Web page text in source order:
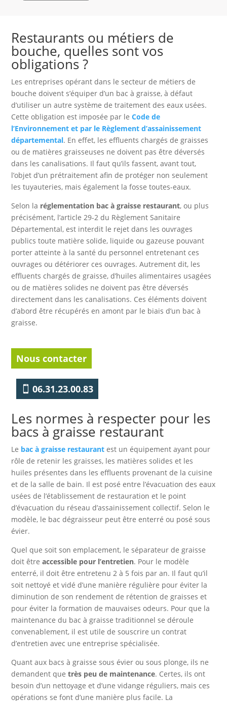
Restaurants ou métiers de
bouche, quelles sont vos
obligations ?
Les entreprises opérant dans le secteur de métiers de
bouche doivent s’équiper d’un bac à graisse, à défaut
d’utiliser un autre système de traitement des eaux usées.
Cette obligation est imposée par leCode de
l’Environnement et par le Règlement d’assainissement
départemental. En effet, les effluents chargés de graisses
ou de matières graisseuses ne doivent pas être déversés
dans les canalisations. Il faut qu’ils fassent, avant tout,
l’objet d’un prétraitement afin de protéger non seulement
les tuyauteries, mais également la fosse toutes-eaux.
Selon la réglementation bac à graisse restaurant, ou plus
précisément, l’article 29-2 du Règlement Sanitaire
Départemental, est interdit le rejet dans les ouvrages
publics toute matière solide, liquide ou gazeuse pouvant
porter atteinte à la santé du personnel entretenant ces
ouvrages ou détériorer ces ouvrages. Autrement dit, les
effluents chargés de graisse, d’huiles alimentaires usagées
ou de matières solides ne doivent pas être déversés
directement dans les canalisations. Ces éléments doivent
d’abord être récupérés en amont par le biais d’un bac à
graisse.
Nous contacter
06.31.23.00.83
Les normes à respecter pour les
bacs à graisse restaurant
Le bac à graisse restaurant est un équipement ayant pour
rôle de retenir les graisses, les matières solides et les
huiles présentes dans les effluents provenant de la cuisine
et de la salle de bain. Il est posé entre l’évacuation des eaux
usées de l’établissement de restauration et le point
d’évacuation du réseau d’assainissement collectif. Selon le
modèle, le bac dégraisseur peut être enterré ou posé sous
évier.
Quel que soit son emplacement, le séparateur de graisse
doit êtreaccessible pour l’entretien. Pour le modèle
enterré, il doit être entretenu 2 à 5 fois par an. Il faut qu’il
soit nettoyé et vidé d’une manière régulière pour éviter la
diminution de son rendement de rétention de graisses et
pour éviter la formation de mauvaises odeurs. Pour que la
maintenance du bac à graisse traditionnel se déroule
convenablement, il est utile de souscrire un contrat
d’entretien avec une entreprise spécialisée.
Quant aux bacs à graisse sous évier ou sous plonge, ils ne
demandent quetrès peu de maintenance. Certes, ils ont
besoin d’un nettoyage et d’une vidange réguliers, mais ces
opérations se font d’une manière plus facile. La